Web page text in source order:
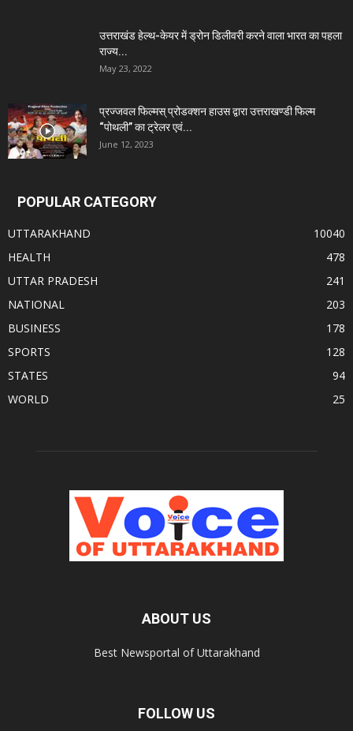
उत्तराखंड हेल्थ-केयर में ड्रोन डिलीवरी करने वाला भारत का पहला
राज्य...
May 23, 2022
प्रज्जवल फिल्मस् प्रोडक्शन हाउस द्वारा उत्तराखण्डी फिल्म
“पोथली” का ट्रेलर एवं...
June 12, 2023
POPULAR CATEGORY
UTTARAKHAND
10040
HEALTH
478
UTTAR PRADESH
241
NATIONAL
203
BUSINESS
178
SPORTS
128
STATES
94
WORLD
25
ABOUT US
Best Newsportal of Uttarakhand
FOLLOW US